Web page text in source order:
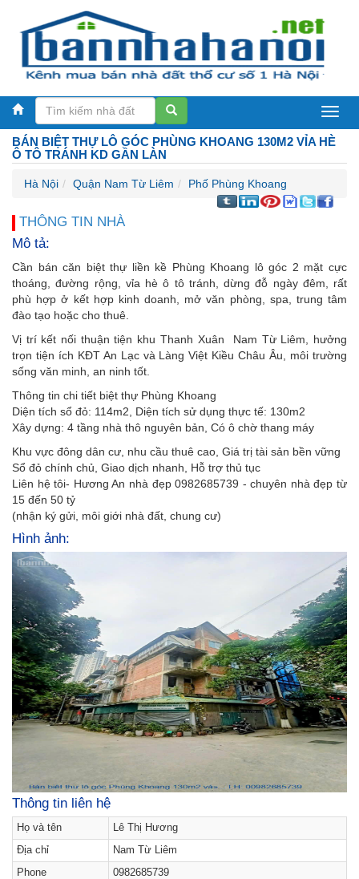
Bán
nhà
Nội
BÁN BIỆT THỰ LÔ GÓC PHÙNG KHOANG 130M2 VỈA HÈ
Ô TÔ TRÁNH KD GẦN LÀN
Hà Nội Quận Nam Từ Liêm Phố Phùng Khoang
THÔNG TIN NHÀ
Mô tả:
Cần bán căn biệt thự liền kề Phùng Khoang lô góc 2 mặt cực
thoáng, đường rộng, vỉa hè ô tô tránh, dừng đỗ ngày đêm, rất
phù hợp ở kết hợp kinh doanh, mở văn phòng, spa, trung tâm
đào tạo hoặc cho thuê.
Vị trí kết nối thuận tiện khu Thanh Xuân Nam Từ Liêm, hưởng
trọn tiện ích KĐT An Lạc và Làng Việt Kiều Châu Âu, môi trường
sống văn minh, an ninh tốt.
Thông tin chi tiết biệt thự Phùng Khoang
Diện tích sổ đỏ: 114m2, Diện tích sử dụng thực tế: 130m2
Xây dựng: 4 tầng nhà thô nguyên bản, Có ô chờ thang máy
Khu vực đông dân cư, nhu cầu thuê cao, Giá trị tài sản bền vững
Sổ đỏ chính chủ, Giao dịch nhanh, Hỗ trợ thủ tục
Liên hệ tôi- Hương An nhà đẹp 0982685739 - chuyên nhà đẹp từ
15 đến 50 tỷ
(nhận ký gửi, môi giới nhà đất, chung cư)
Hình ảnh:
Thông tin liên hệ
Họ và tên
Lê Thị Hương
Địa chỉ
Nam Từ Liêm
Phone
0982685739